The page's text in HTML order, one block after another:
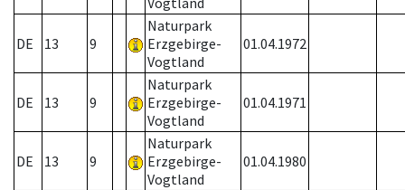
DE 13 9
Naturpark
Erzgebirge-
Vogtland
01.04.1972
DE 13 9
Naturpark
Erzgebirge-
Vogtland
01.04.1971
DE 13 9
Naturpark
Erzgebirge-
Vogtland
01.04.1980